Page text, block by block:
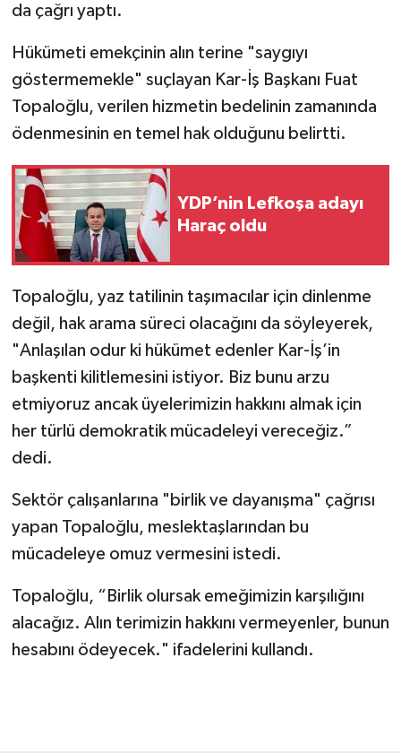
da çağrı yaptı.
Hükümeti emekçinin alın terine "saygıyı
göstermemekle" suçlayan Kar-İş Başkanı Fuat
Topaloğlu, verilen hizmetin bedelinin zamanında
ödenmesinin en temel hak olduğunu belirtti.
YDP’nin Lefkoşa adayı
Haraç oldu
Topaloğlu, yaz tatilinin taşımacılar için dinlenme
değil, hak arama süreci olacağını da söyleyerek,
"Anlaşılan odur ki hükümet edenler Kar-İş’in
başkenti kilitlemesini istiyor. Biz bunu arzu
etmiyoruz ancak üyelerimizin hakkını almak için
her türlü demokratik mücadeleyi vereceğiz.”
dedi.
Sektör çalışanlarına "birlik ve dayanışma" çağrısı
yapan Topaloğlu, meslektaşlarından bu
mücadeleye omuz vermesini istedi.
Topaloğlu, “Birlik olursak emeğimizin karşılığını
alacağız. Alın terimizin hakkını vermeyenler, bunun
hesabını ödeyecek." ifadelerini kullandı.